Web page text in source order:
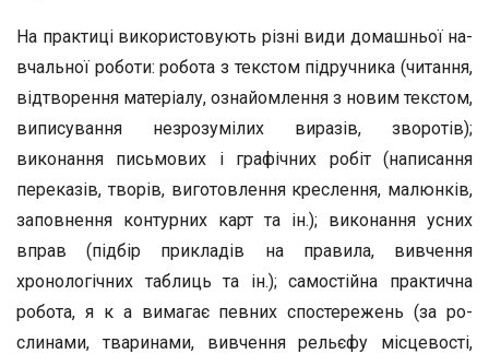
На практиці використовують різні види домашньої на­
вчальної роботи: робота з текстом підручника (читання,
від­творення матеріалу, ознайомлення з новим текстом,
випи­сування незрозумілих виразів, зворотів);
виконання пись­мових і графічних робіт (написання
переказів, творів, виготовлення креслення, малюнків,
заповнення контурних карт та ін.); виконання усних
вправ (підбір прикладів на пра­вила, вивчення
хронологічних таблиць та ін.); самостійна практична
робота, я к а вимагає певних спостережень (за ро­
слинами, тваринами, вивчення рельєфу місцевості,